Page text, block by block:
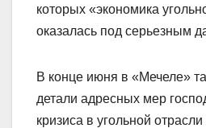
которых «экономика
оказалась под серьезным
В конце июня в «Мечеле»
детали адресных мер
кризиса в угольной